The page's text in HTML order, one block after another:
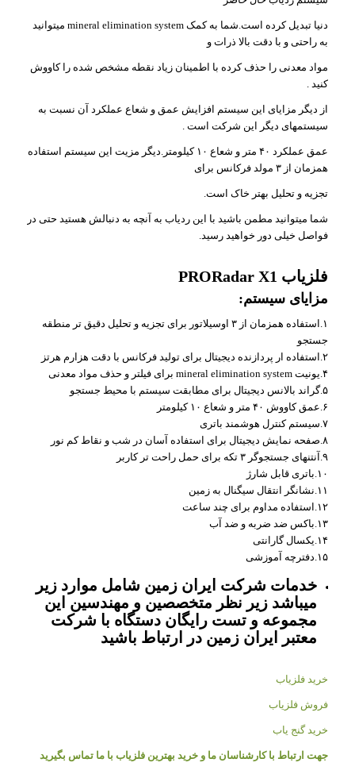
دنیا تبدیل کرده است.شما به کمک mineral elimination system میتوانید
به راحتی و با دقت بالا ذرات و
مواد معدنی را حذف کرده با اطمینان زیاد نقطه مشخص شده را کاووش
کنید .
از دیگر مزایای این سیستم افزایش عمق و شعاع عملکرد آن نسبت به
سیستمهای دیگر این شرکت است .
عمق عملکرد ۴۰ متر و شعاع ۱۰ کیلومتر.دیگر مزیت این سیستم استفاده
همزمان از ۳ مولد فرکانس برای
تجزیه و تحلیل بهتر خاک است.
شما میتوانید مطمن باشید با این ردیاب به آنچه به دنبالش هستید حتی در
فواصل خیلی دور خواهید رسید.
فلزیاب PRORadar X1
مزایای سیستم:
۱.استفاده همزمان از ۳ اوسیلاتور برای تجزیه و تحلیل دقیق تر منطقه
جستجو
۲.استفاده ار پردازنده دیجیتال برای تولید فرکانس با دقت هزارم هرتز
۴.یونیت mineral elimination system برای فیلتر و حذف مواد معدنی
۵.گراند بالانس دیجیتال برای مطابقت سیستم با محیط جستجو
۶.عمق کاووش ۴۰ متر و شعاع ۱۰ کیلومتر
۷.سیستم کنترل هوشمند باتری
۸.صفحه نمایش دیجیتال برای استفاده آسان در شب و نقاط کم نور
۹.آنتنهای جستجوگر ۳ تکه برای حمل راحت تر کاربر
۱۰.باتری قابل شارژ
۱۱.نشانگر انتقال سیگنال به زمین
۱۲.استفاده مداوم برای چند ساعت
۱۳.باکس ضد ضربه و ضد آب
۱۴.یکسال گارانتی
۱۵.دفترچه آموزشی
خدمات شرکت ایران زمین شامل موارد زیر
میباشد زیر نظر متخصصین و مهندسین این
مجموعه و تست رایگان دستگاه با شرکت
معتبر ایران زمین در ارتباط باشید
خرید فلزیاب
فروش فلزیاب
خرید گنج یاب
جهت ارتباط با کارشناسان ما و خرید بهترین فلزیاب با ما تماس بگیرید